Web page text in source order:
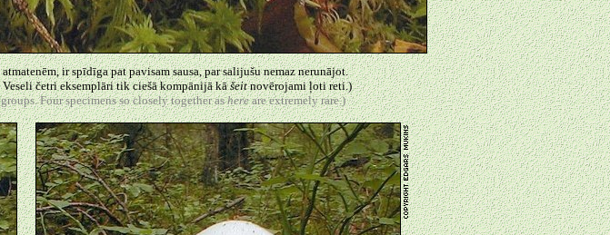
ir spīdīga pat pavisam sausa, par salijušu nemaz nerunājot.
Veseli četri eksemplāri tik ciešā kompānijā kāšeitnovērojami ļoti reti.)
Four specimens so closely together ashereare extremely rare.)